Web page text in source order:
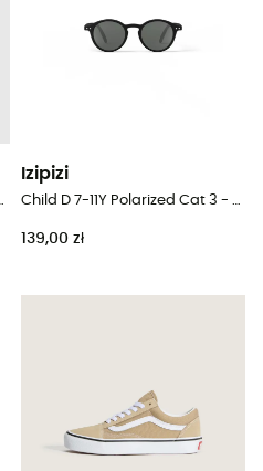
dla dzieci
Izipizi
Child D 7-11Y Polarized Cat 3 - Okulary przeciwsłoneczne dla dzieci
139,00 zł